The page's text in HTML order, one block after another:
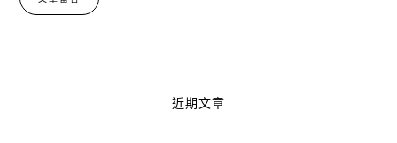
近期文章